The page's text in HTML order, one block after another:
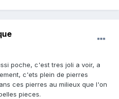
poche, c'est tres joli a voir, a
c'ets plein de pierres
ces pierres au milieux que l'on
pieces.